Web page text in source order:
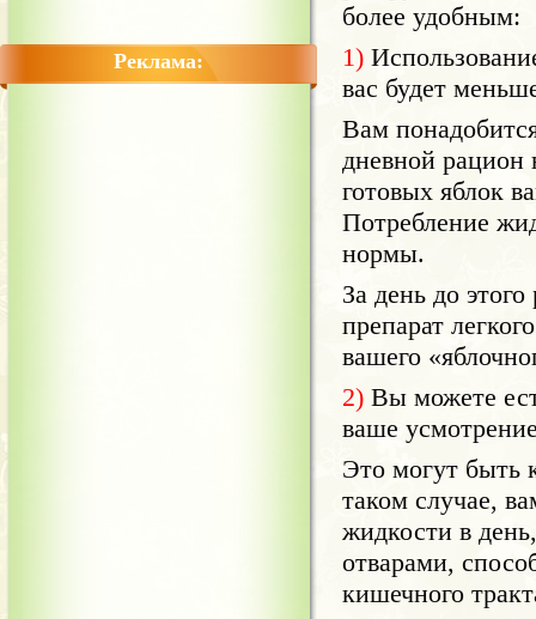
Реклама:
более удобным:
1)
вас будет
Вам
дневной
готовых яблок
Потребление
нормы.
За день до
препарат
вашего
2) Вы можете
ваше
Это могут быть
таком случае,
жидкости в
отварами,
кишечного